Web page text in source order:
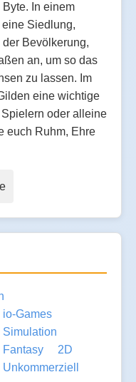
Byte. In einem
Siedlung,
Bevölkerung,
an, um so das
zu lassen. Im
eine wichtige
oder alleine
euch Ruhm, Ehre
io-Games
Simulation
Fantasy
2D
Unkommerziell